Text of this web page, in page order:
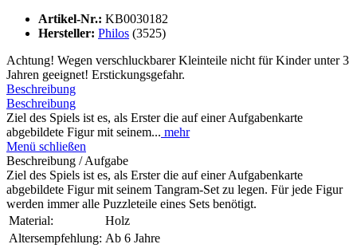
Artikel-Nr.: KB0030182
Hersteller: Philos (3525)
Achtung! Wegen verschluckbarer Kleinteile nicht für Kinder unter 3
Jahren geeignet! Erstickungsgefahr.
Beschreibung
Beschreibung
Ziel des Spiels ist es, als Erster die auf einer Aufgabenkarte
abgebildete Figur mit seinem... mehr
Menü schließen
Beschreibung / Aufgabe
Ziel des Spiels ist es, als Erster die auf einer Aufgabenkarte
abgebildete Figur mit seinem Tangram-Set zu legen. Für jede Figur
werden immer alle Puzzleteile eines Sets benötigt.
Material:
Holz
Altersempfehlung: Ab 6 Jahre